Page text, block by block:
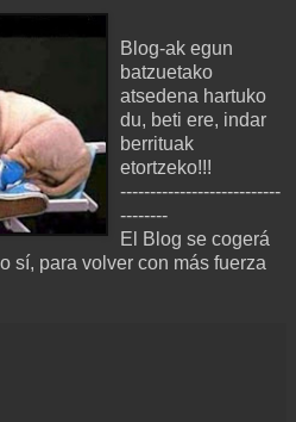
Blog-ak egun
batzuetako
atsedena hartuko
du, beti ere, indar
berrituak
etortzeko!!!
---------------------------
--------
El Blog se cogerá
sí, para volver con más fuerza